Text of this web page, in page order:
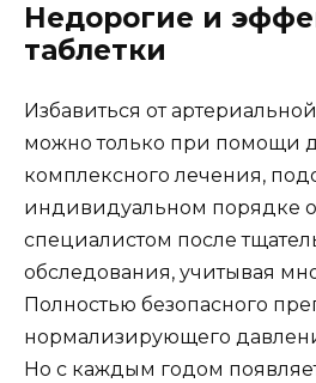
Недорогие и
таблетки
Избавиться от
можно только при помощи
комплексного лечения,
индивидуальном порядке
специалистом после
обследования, учитывая
Полностью безопасного
нормализирующего
Но с каждым годом